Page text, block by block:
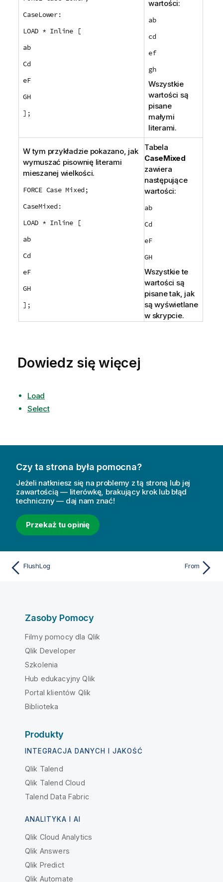
CaseLower:
LOAD * Inline [
ab
Cd
eF
GH
];
wartości:
ab
cd
ef
gh
Wszystkie
wartości są
pisane
małymi
literami.
W tym przykładzie pokazano, jak
wymuszać pisownię literami
mieszanej wielkości.
FORCE Case Mixed;
CaseMixed:
LOAD * Inline [
ab
Cd
eF
GH
];
Tabela
CaseMixed
zawiera
następujące
wartości:
ab
Cd
eF
GH
Wszystkie te
wartości są
pisane tak, jak
są wyświetlane
w skrypcie.
Dowiedz się więcej
Load
Select
Czy ta strona była pomocna?
Jeżeli natkniesz się na problemy z tą stroną lub jej
zawartością — literówkę, brakujący krok lub błąd
techniczny — daj nam znać!
Przekaż tu opinię
FlushLog From
Zasoby Pomocy
Filmy pomocy dla Qlik
Qlik Developer
Szkolenia
Hub edukacyjny Qlik
Portal klientów Qlik
Biblioteka
Produkty
INTEGRACJA DANYCH I JAKOŚĆ
Qlik Talend
Qlik Talend Cloud
Talend Data Fabric
ANALITYKA I AI
Qlik Cloud Analytics
Qlik Answers
Qlik Predict
Qlik Automate